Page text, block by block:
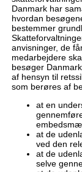
Danmark har
hvordan
bestemmer
anvisninger, de
medarbejdere
besøger
af hensyn til
som berøres af
at en
at de
ved den
at de
selve